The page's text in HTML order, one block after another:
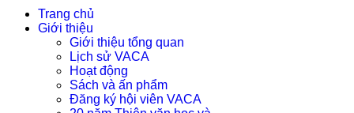
Trang chủ
Giới thiệu
Giới thiệu tổng quan
Lịch sử VACA
Hoạt động
Sách và ấn phẩm
Đăng ký hội viên VACA